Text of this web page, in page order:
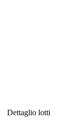
Dettaglio lotti